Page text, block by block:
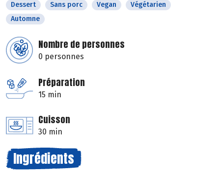
Dessert Sans porc Vegan
Végétarien
Automne
Nombre de personnes
0 personnes
Préparation
15 min
Cuisson
30 min
Ingrédients